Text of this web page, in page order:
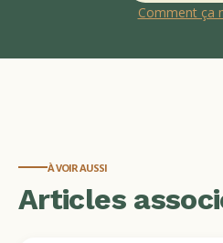
Comment ça
À VOIR AUSSI
Articles